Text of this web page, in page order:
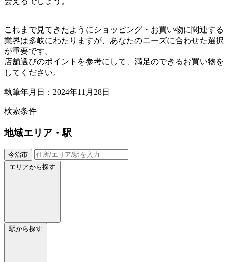
これまで見てきたようにショッピング・お買い物に関連する
業界は多岐にわたりますが、あなたのニーズに合わせた選択
が重要です。
店舗選びのポイントを参考にして、満足のできるお買い物を
してください。
執筆年月日：2024年11月28日
検索条件
地域エリア・駅
今治市
エリアから探す
駅から探す